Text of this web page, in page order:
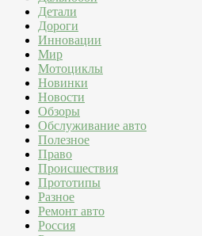
Детали
Дороги
Инновации
Мир
Мотоциклы
Новинки
Новости
Обзоры
Обслуживание авто
Полезное
Право
Происшествия
Прототипы
Разное
Ремонт авто
Россия